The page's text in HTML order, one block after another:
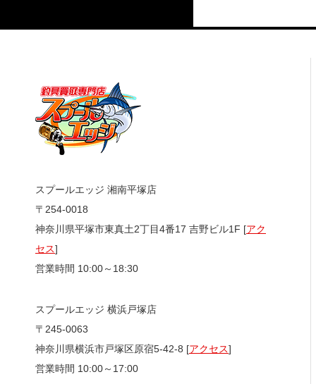
スプールエッジ 湘南平塚店
〒254-0018
神奈川県平塚市東真土2丁目4番17 吉野ビル1F [アク
セス]
営業時間 10:00～18:30
スプールエッジ 横浜戸塚店
〒245-0063
神奈川県横浜市戸塚区原宿5-42-8 [アクセス]
営業時間 10:00～17:00